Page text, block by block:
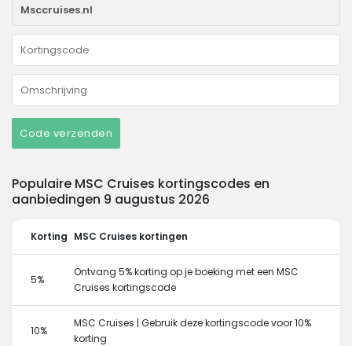
Code verzenden
Populaire MSC Cruises kortingscodes en
aanbiedingen 9 augustus 2026
Korting MSC Cruises kortingen
5%
Ontvang 5% korting op je boeking met een MSC
Cruises kortingscode
10%
MSC Cruises | Gebruik deze kortingscode voor 10%
korting